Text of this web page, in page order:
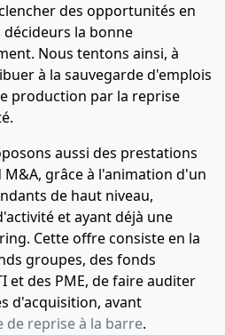
des opportunités en
la bonne
Nous tentons ainsi, à
à la sauvegarde d'emplois
production par la reprise
aussi des prestations
grâce à l'animation d'un
de haut niveau,
et ayant déjà une
Cette offre consiste en la
groupes, des fonds
et des PME, de faire auditer
d'acquisition, avant
de reprise à la barre.